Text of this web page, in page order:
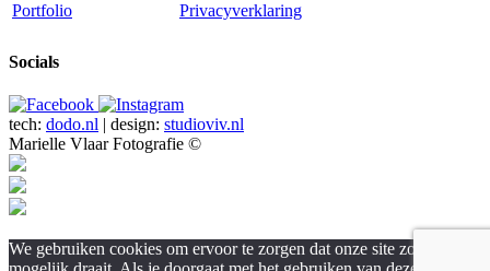
Portfolio
Privacyverklaring
Socials
tech: dodo.nl | design: studioviv.nl
Marielle Vlaar Fotografie ©
We gebruiken cookies om ervoor te zorgen dat onze site zo soepel